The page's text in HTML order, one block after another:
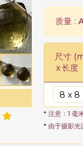
质量 :
尺寸
x长度
* 注意：1 毫
* 由于摄影光